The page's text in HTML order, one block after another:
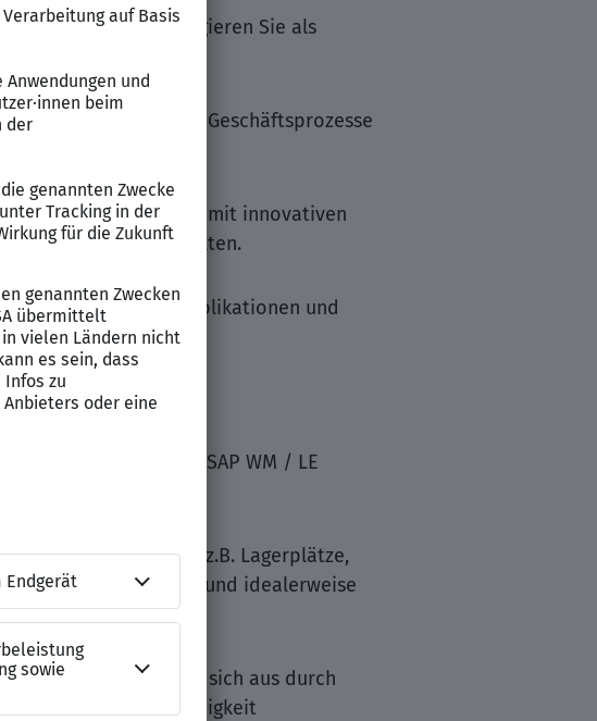
Phasen ein und agieren Sie als
optimieren Sie Geschäftsprozesse
implementieren.
und Lagerlogistik mit innovativen
in SAP EWM-Projekten.
Sie neue Applikationen und
als SAP EWM oder SAP WM / LE
der Lagerwirtschaft (z.B. Lagerplätze,
etc.) mit und idealerweise
und zeichnen sich aus durch
ausgeprägte Teamfähigkeit